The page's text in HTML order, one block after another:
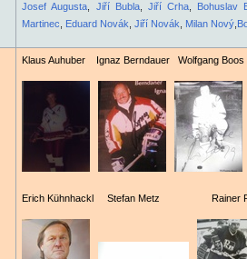
Josef Augusta Jiří Bubla, Jiří Crha, Bohuslav
Martinec
Eduard Novák ,Jiří Novák Milan Nový
Klaus Auhuber Ignaz Berndauer Wolfgang
Erich Kühnhackl Stefan Metz Rainer